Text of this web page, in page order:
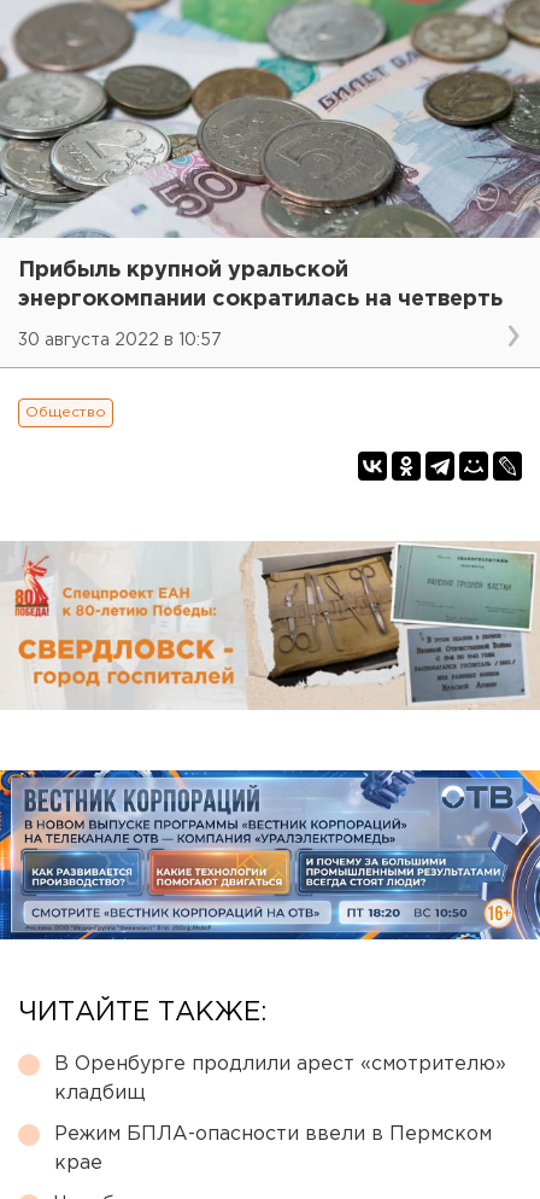
Прибыль крупной уральской
энергокомпании сократилась на четверть
30 августа 2022 в 10:57
Общество
ЧИТАЙТЕ ТАКЖЕ:
В Оренбурге продлили арест «смотрителю»
кладбищ
Режим БПЛА-опасности ввели в Пермском
крае